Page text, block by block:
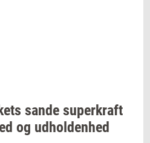
sande su­per­kraft
og ud­hol­den­hed